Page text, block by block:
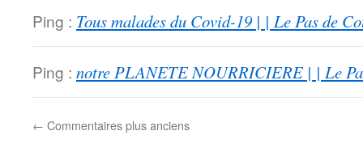
Ping : Tous malades du Covid-19 | | Le Pas de
Ping : notre PLANETE NOURRICIERE | | Le
← Commentaires plus anciens